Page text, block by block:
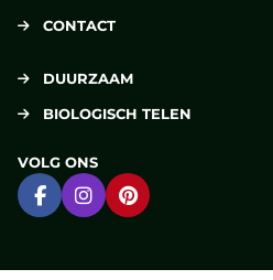
CONTACT
DUURZAAM
BIOLOGISCH TELEN
VOLG ONS
Ga naar Facebook
Ga naar Instagram
Ga naar Pinterest